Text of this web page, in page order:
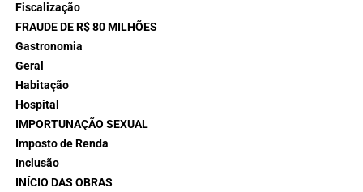
Fiscalização
FRAUDE DE R$ 80 MILHÕES
Gastronomia
Geral
Habitação
Hospital
IMPORTUNAÇÃO SEXUAL
Imposto de Renda
Inclusão
INÍCIO DAS OBRAS